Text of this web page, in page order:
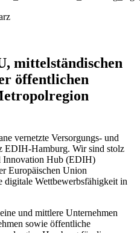
mittelständischen
öffentlichen
vernetzte Versorgungs- und
EDIH-Hamburg. Wir sind stolz
Innovation Hub (EDIH)
Europäischen Union
digitale Wettbewerbsfähigkeit in
und mittlere Unternehmen
sowie öffentliche